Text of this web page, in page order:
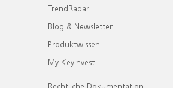
TrendRadar
Blog & Newsletter
Produktwissen
My KeyInvest